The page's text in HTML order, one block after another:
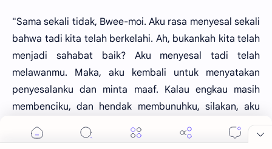
"Sama sekali tidak, Bwee-moi. Aku rasa menyesal sekali
bahwa tadi kita telah berkelahi. Ah, bukankah kita telah
menjadi sahabat baik? Aku menyesal tadi telah
melawanmu. Maka, aku kembali untuk menyatakan
penyesalanku dan minta maaf. Kalau engkau masih
membenciku, dan hendak membunuhku, silakan, aku
tidak akan melawan lagi."